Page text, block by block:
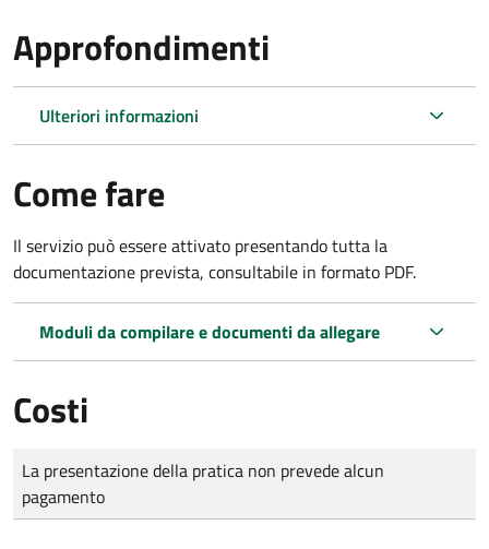
Approfondimenti
Ulteriori informazioni
Come fare
Il servizio può essere attivato presentando tutta la
documentazione prevista, consultabile in formato PDF.
Moduli da compilare e documenti da allegare
Costi
Tipo di pagamento
Importo
La presentazione della pratica non prevede alcun
pagamento